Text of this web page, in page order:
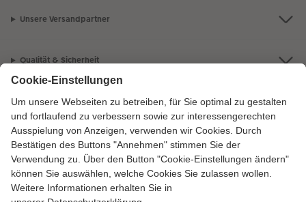
Unsere Versandpartner
Qualität & Sicherheit
Zertifizierungen & Initiativen
CEWE Fotowelt
Sortiment